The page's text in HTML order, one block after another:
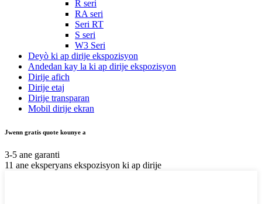
R seri
RA seri
Seri RT
S seri
W3 Seri
Deyò ki ap dirije ekspozisyon
Andedan kay la ki ap dirije ekspozisyon
Dirije afich
Dirije etaj
Dirije transparan
Mobil dirije ekran
Jwenn gratis quote kounye a
3-5 ane garanti
11 ane eksperyans ekspozisyon ki ap dirije